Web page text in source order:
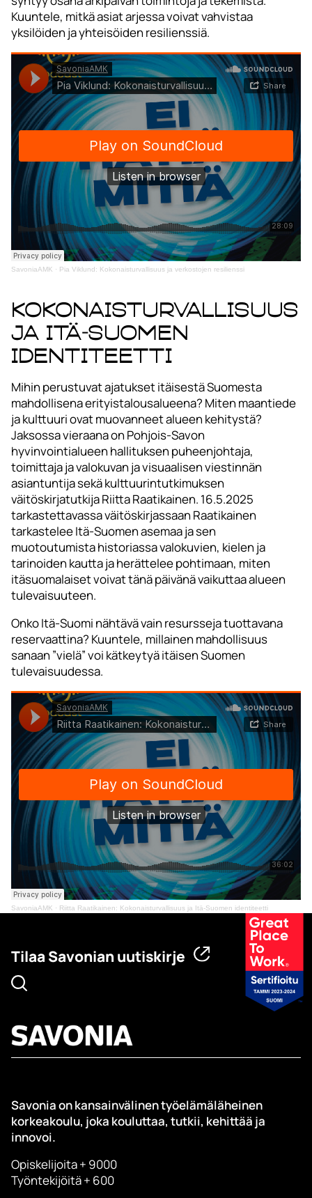
Kuuntele, mitkä asiat arjessa voivat vahvistaa
yksilöiden ja yhteisöiden resilienssiä.
SavoniaAMK · Pia Viklund: Kokonaisturvallisuus ja verkostojen resilienssi
Kokonaisturvallisuus
ja Itä-Suomen
identiteetti
Mihin perustuvat ajatukset itäisestä Suomesta
mahdollisena erityistalousalueena? Miten maantiede
ja kulttuuri ovat muovanneet alueen kehitystä?
Jaksossa vieraana on Pohjois-Savon
hyvinvointialueen hallituksen puheenjohtaja,
toimittaja ja valokuvan ja visuaalisen viestinnän
asiantuntija sekä kulttuurintutkimuksen
väitöskirjatutkija Riitta Raatikainen. 16.5.2025
tarkastettavassa väitöskirjassaan Raatikainen
tarkastelee Itä-Suomen asemaa ja sen
muotoutumista historiassa valokuvien, kielen ja
tarinoiden kautta ja herättelee pohtimaan, miten
itäsuomalaiset voivat tänä päivänä vaikuttaa alueen
tulevaisuuteen.
Onko Itä-Suomi nähtävä vain resursseja tuottavana
reservaattina? Kuuntele, millainen mahdollisuus
sanaan ”vielä” voi kätkeytyä itäisen Suomen
tulevaisuudessa.
SavoniaAMK · Riitta Raatikainen: Kokonaisturvallisuus ja Itä-Suomen identiteetti
Tilaa Savonian uutiskirje
Savonia on kansainvälinen työelämäläheinen
korkeakoulu, joka kouluttaa, tutkii, kehittää ja
innovoi.
Opiskelijoita + 9000
Työntekijöitä + 600